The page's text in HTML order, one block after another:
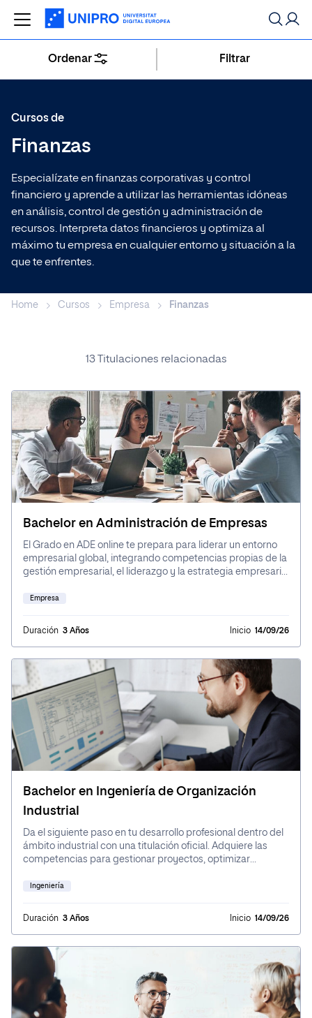
Buscar
Especializaciones más populares
Dirección de Procesos Estratégicos
Máster de Formación Permanente en
Marketing Digital
Máster
Popular ahora
Ingeniería
Empresa
Ciencias de la Salud
Cursos de
Finanzas
Especialízate en finanzas corporativas y control
financiero y aprende a utilizar las herramientas idóneas
en análisis, control de gestión y administración de
recursos. Interpreta datos financieros y optimiza al
máximo tu empresa en cualquier entorno y situación a la
que te enfrentes.
Ordenar Filtrar
Home Cursos Empresa Finanzas
13 Titulaciones relacionadas
Bachelor en Administración de Empresas
El Grado en ADE online te prepara para liderar un entorno
empresarial global, integrando competencias propias de la
gestión empresarial, el liderazgo y la estrategia empresarial
administración y dirección de empresas. A lo largo del
marketing, emprendimiento y estrategia, combinando
Empresa
Duración 3 Años Inicio 14/09/26
Bachelor en Ingeniería de Organización
Industrial
Da el siguiente paso en tu desarrollo profesional dentro del
ámbito industrial con una titulación oficial. Adquiere las
competencias para gestionar proyectos, optimizar
innovadoras que impulsen la competitividad en el sector
tu pensamiento analítico y habilidades en áreas como
laboral actual.
Ingeniería
Duración 3 Años Inicio 14/09/26